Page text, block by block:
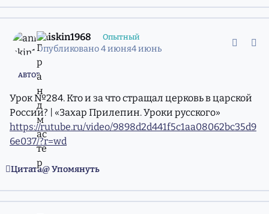
aniskin1968 Опытный
Опубликовано4 июня4 июнь
АВТОР
Урок №284. Кто и за что стращал церковь в царской
России? | «Захар Прилепин. Уроки русского»
https://rutube.ru/video/9898d2d441f5c1aa08062bc35d9
6e037/?r=wd
Цитата Упомянуть